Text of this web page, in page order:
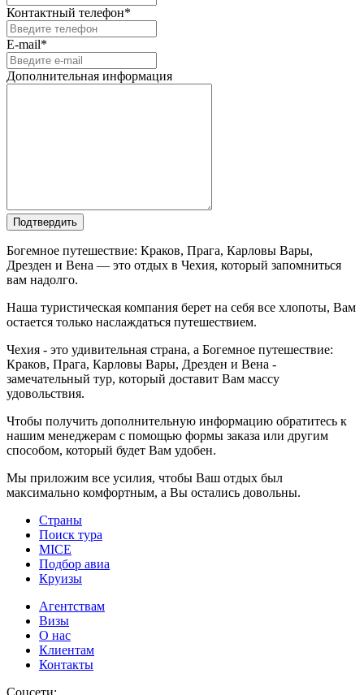
Контактный телефон*
E-mail*
Дополнительная информация
Подтвердить
Богемное путешествие: Краков, Прага, Карловы Вары,
Дрезден и Вена — это отдых в Чехия, который запомниться
вам надолго.
Наша туристическая компания берет на себя все хлопоты, Вам
остается только наслаждаться путешествием.
Чехия - это удивительная страна, а Богемное путешествие:
Краков, Прага, Карловы Вары, Дрезден и Вена -
замечательный тур, который доставит Вам массу
удовольствия.
Чтобы получить дополнительную информацию обратитесь к
нашим менеджерам с помощью формы заказа или другим
способом, который будет Вам удобен.
Мы приложим все усилия, чтобы Ваш отдых был
максимально комфортным, а Вы остались довольны.
Страны
Поиск тура
MICE
Подбор авиа
Круизы
Агентствам
Визы
О нас
Клиентам
Контакты
Соцсети: